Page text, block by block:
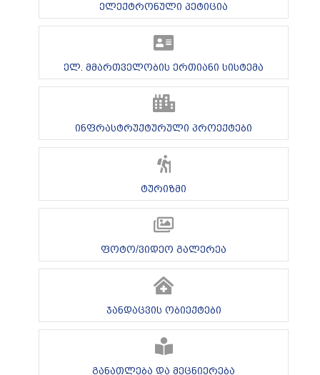
ელექტრონული პეტიცია
ელ. მმართველობის ერთიანი სისტემა
ინფრასტრუქტურული პროექტები
ტურიზმი
ფოტო/ვიდეო გალერეა
ჯანდაცვის ობიექტები
განათლება და მეცნიერება